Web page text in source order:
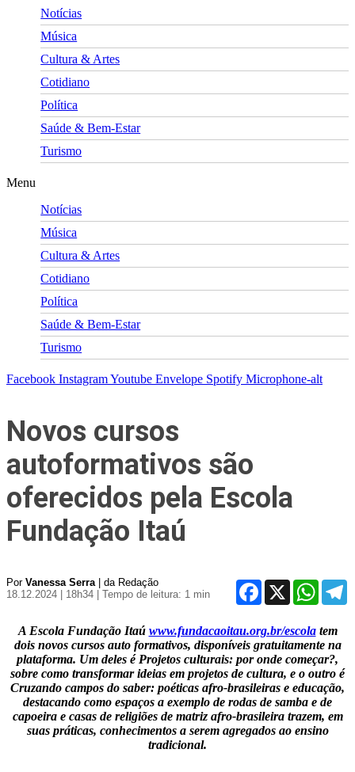
Notícias
Música
Cultura & Artes
Cotidiano
Política
Saúde & Bem-Estar
Turismo
Menu
Notícias
Música
Cultura & Artes
Cotidiano
Política
Saúde & Bem-Estar
Turismo
Facebook InstagramYoutube Envelope Spotify Microphone-alt
Novos cursos
autoformativos são
oferecidos pela Escola
Fundação Itaú
Por Vanessa Serra| da Redação
18.12.2024 | 18h34
| Tempo de leitura: 1 min
Facebook
X
A Escola Fundação Itaú www.fundacaoitau.org.br/escolatem
dois novos cursos auto formativos, disponíveis gratuitamente na
plataforma. Um deles é Projetos culturais: por onde começar?,
sobre como transformar ideias em projetos de cultura, e o outro é
Cruzando campos do saber: poéticas afro-brasileiras e educação,
destacando como espaços a exemplo de rodas de samba e de
capoeira e casas de religiões de matriz afro-brasileira trazem, em
suas práticas, conhecimentos a serem agregados ao ensino
tradicional.